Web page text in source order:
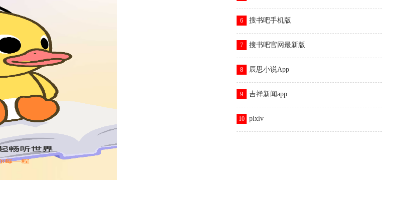
6 搜书吧手机版
7 搜书吧官网最新版
8 辰思小说App
9 吉祥新闻app
10 pixiv